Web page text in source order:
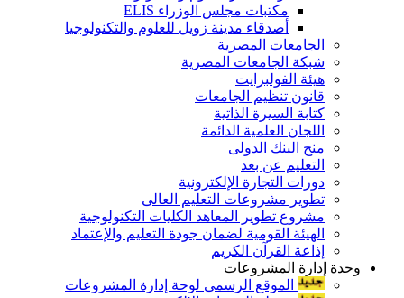
مكتبات مجلس الوزراء ELIS
أصدقاء مدينة زويل للعلوم والتكنولوجيا
الجامعات المصرية
شبكة الجامعات المصرية
هيئة الفولبرايت
قانون تنظيم الجامعات
كتابة السيرة الذاتية
اللجان العلمية الدائمة
منح البنك الدولى
التعليم عن بعد
دورات التجارة الإلكترونية
تطوير مشروعات التعليم العالى
مشروع تطوير المعاهد الكليات التكنولوجية
الهيئة القومية لضمان جودة التعليم والإعتماد
إذاعة القرآن الكريم
وحدة إدارة المشروعات
الموقع الرسمى لوحة إدارة المشروعات